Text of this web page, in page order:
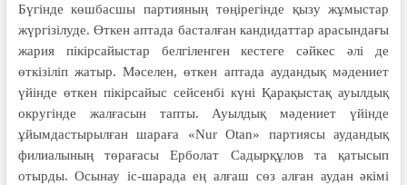
Бүгінде көшбасшы партияның төңірегінде қызу жұмыстар
жүргізілуде. Өткен аптада басталған кандидаттар арасындағы
жария пікірсайыстар белгіленген кестеге сәйкес әлі де
өткізіліп жатыр. Мәселен, өткен аптада аудандық мәдениет
үйінде өткен пікірсайыс сейсенбі күніҚарақыстақ ауылдық
округінде жалғасын тапты. Ауылдық мәдениет үйінде
ұйымдастырылған шараға «Nur Otan» партиясы аудандық
филиалының төрағасыЕрболат Садырқұлов та қатысып
отырды.Осынау іс-шарада ең алғаш сөз алған аудан әкімі